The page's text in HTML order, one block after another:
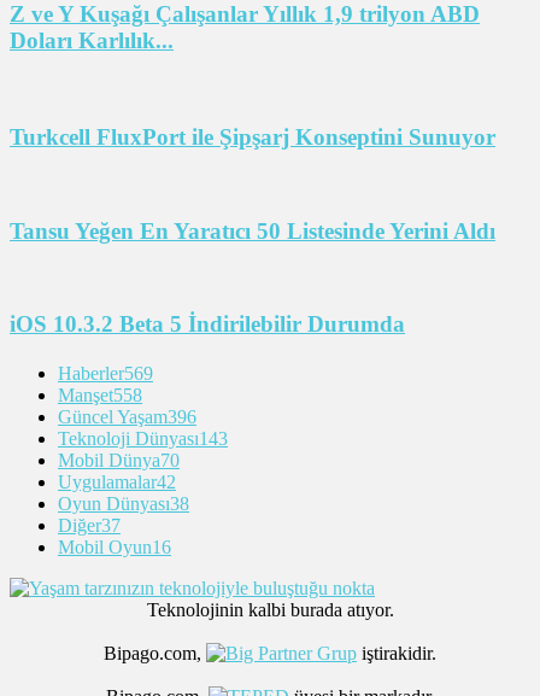
Z ve Y Kuşağı Çalışanlar Yıllık 1,9 trilyon ABD
Doları Karlılık...
Turkcell FluxPort ile Şipşarj Konseptini Sunuyor
Tansu Yeğen En Yaratıcı 50 Listesinde Yerini Aldı
iOS 10.3.2 Beta 5 İndirilebilir Durumda
Haberler569
Manşet558
Güncel Yaşam396
Teknoloji Dünyası143
Mobil Dünya70
Uygulamalar42
Oyun Dünyası38
Diğer37
Mobil Oyun16
Teknolojinin kalbi burada atıyor.
Bipago.com, iştirakidir.